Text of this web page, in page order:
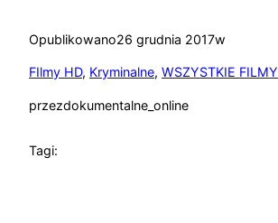
Opublikowano26 grudnia 2017w
FIlmy HD, Kryminalne, WSZYSTKIE FILMY
przezdokumentalne_online
Tagi: